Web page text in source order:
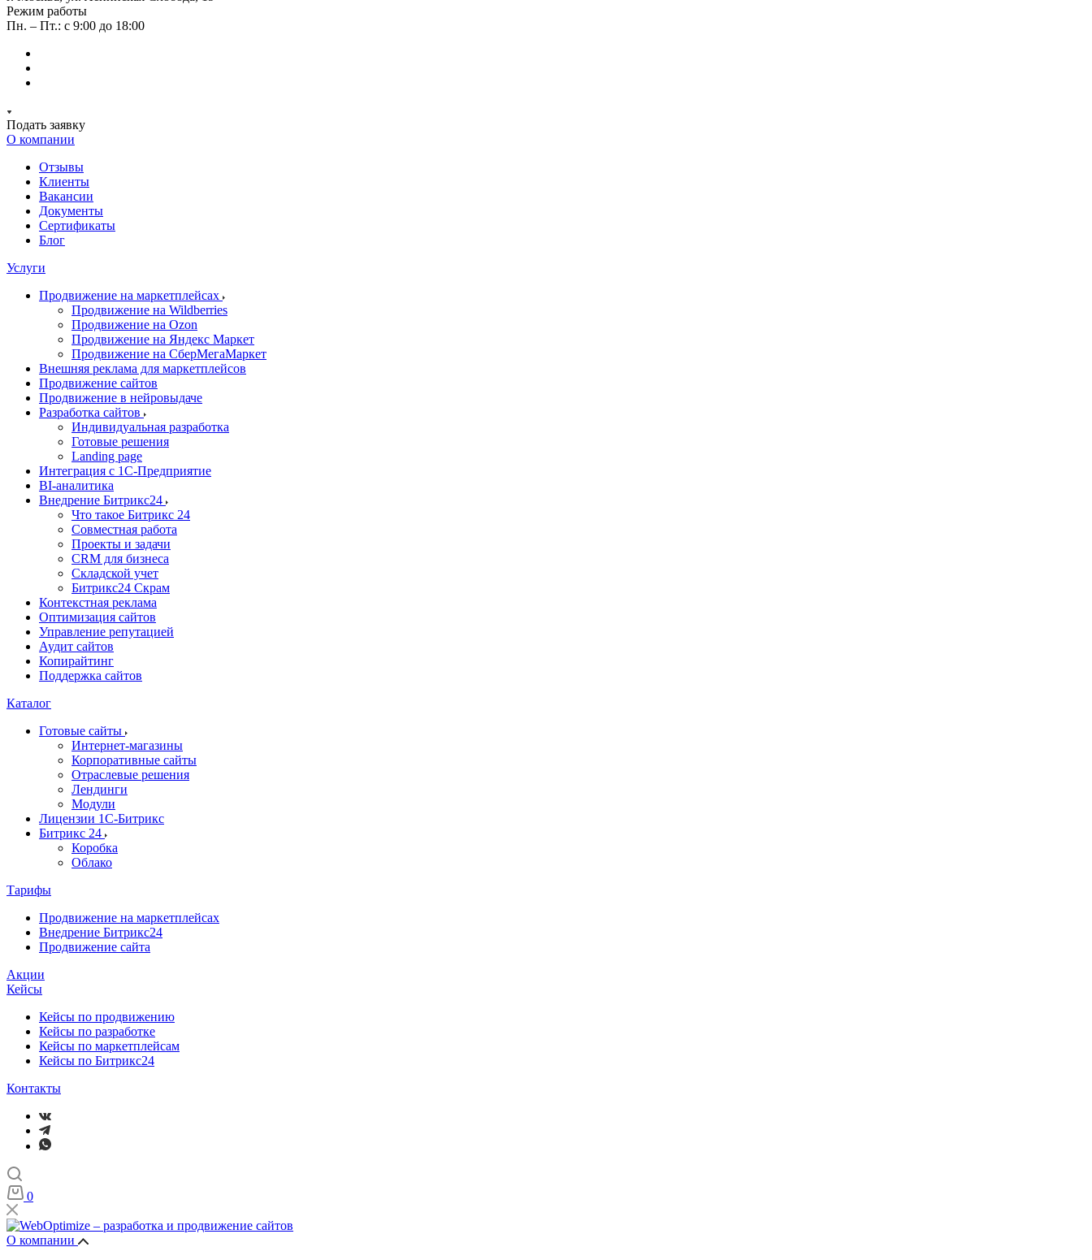
Режим работы
Пн. – Пт.: с 9:00 до 18:00
Подать заявку
О компании
Отзывы
Клиенты
Вакансии
Документы
Сертификаты
Блог
Услуги
Продвижение на маркетплейсах
Продвижение на Wildberries
Продвижение на Ozon
Продвижение на Яндекс Маркет
Продвижение на СберМегаМаркет
Внешняя реклама для маркетплейсов
Продвижение сайтов
Продвижение в нейровыдаче
Разработка сайтов
Индивидуальная разработка
Готовые решения
Landing page
Интеграция с 1С-Предприятие
BI-аналитика
Внедрение Битрикс24
Что такое Битрикс 24
Совместная работа
Проекты и задачи
СRМ для бизнеса
Складской учет
Битрикс24 Скрам
Контекстная реклама
Оптимизация сайтов
Управление репутацией
Аудит сайтов
Копирайтинг
Поддержка сайтов
Каталог
Готовые сайты
Интернет-магазины
Корпоративные сайты
Отраслевые решения
Лендинги
Модули
Лицензии 1С-Битрикс
Битрикс 24
Коробка
Облако
Тарифы
Продвижение на маркетплейсах
Внедрение Битрикс24
Продвижение сайта
Акции
Кейсы
Кейсы по продвижению
Кейсы по разработке
Кейсы по маркетплейсам
Кейсы по Битрикс24
Контакты
0
О компании